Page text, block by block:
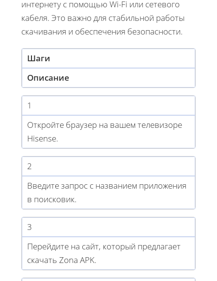
интернету с помощью Wi-Fi или сетевого
кабеля. Это важно для стабильной работы
скачивания и обеспечения безопасности.
Шаги
Описание
1
Откройте браузер на вашем телевизоре
Hisense.
2
Введите запрос с названием приложения
в поисковик.
3
Перейдите на сайт, который предлагает
скачать Zona APK.